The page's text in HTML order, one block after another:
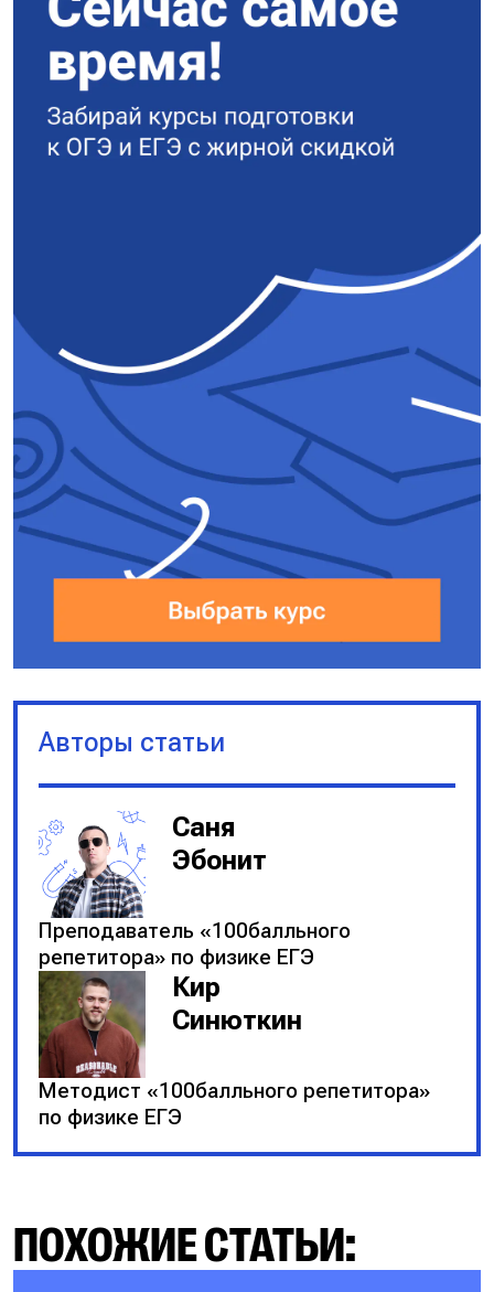
Авторы статьи
Саня
Эбонит
Преподаватель «100балльного
репетитора» по физике ЕГЭ
Кир
Синюткин
Методист «100балльного репетитора»
по физике ЕГЭ
ПОХОЖИЕ СТАТЬИ: